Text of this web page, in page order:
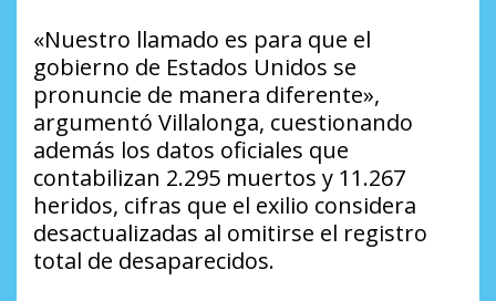
«Nuestro llamado es para que el
gobierno de Estados Unidos se
pronuncie de manera diferente»,
argumentó Villalonga, cuestionando
además los datos oficiales que
contabilizan 2.295 muertos y 11.267
heridos, cifras que el exilio considera
desactualizadas al omitirse el registro
total de desaparecidos.